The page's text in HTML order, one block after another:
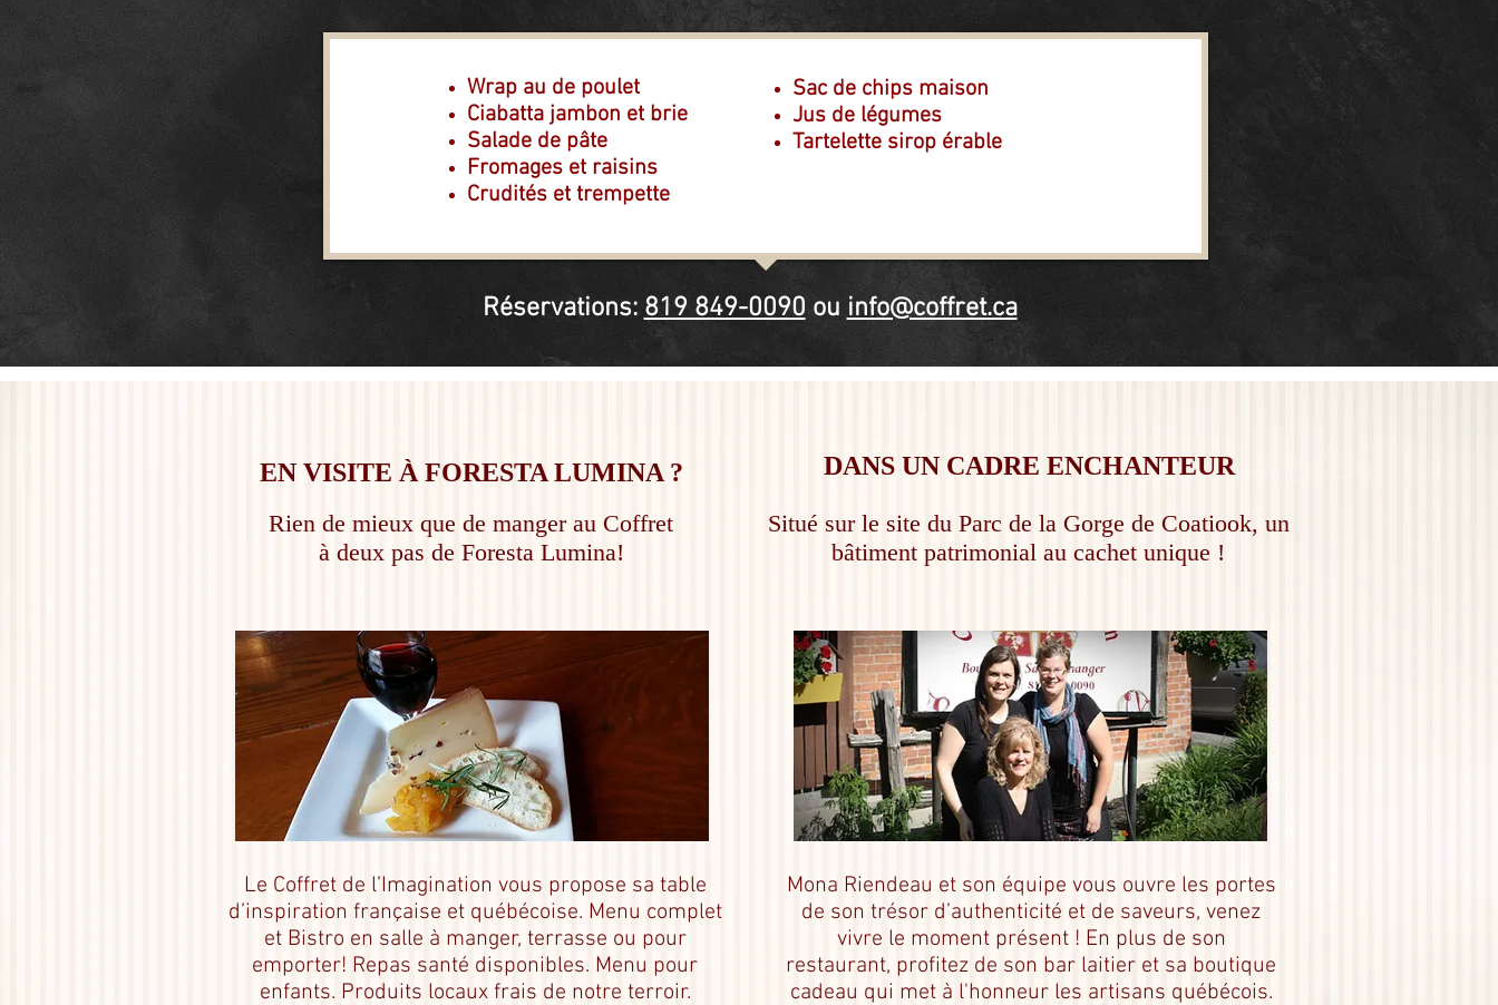
Wrap au de poulet
Ciabatta jambon et brie
Salade de pâte
Fromages et raisins
Crudités et trempette
Sac de chips maison
Jus de légumes
Tartelette sirop érable
Réservations: 819 849-0090 ou info@coffret.ca
EN VISITE À FORESTA LUMINA ?
Rien de mieux que de manger au Coffret
à deux pas de Foresta Lumina!
Le Coffret de l’Imagination vous propose sa table
d’inspiration française et québécoise. Menu complet
et Bistro en salle à manger, terrasse ou pour
emporter! Repas santé disponibles. Menu pour
enfants. Produits locaux frais de notre terroir.
DANS UN CADRE ENCHANTEUR
Situé sur le site du Parc de la Gorge de Coatiook, un
bâtiment patrimonial au cachet unique !
Mona Riendeau et son équipe vous ouvre les portes
de son trésor d’authenticité et de saveurs, venez
vivre le moment présent ! En plus de son
restaurant, profitez de son bar laitier et sa boutique
cadeau qui met à l'honneur les artisans québécois.